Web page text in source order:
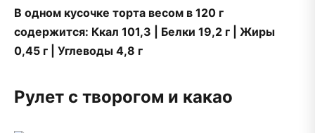
В одном кусочке торта весом в 120 г
содержится: Ккал 101,3 | Белки 19,2 г | Жиры
0,45 г | Углеводы 4,8 г
Рулет с творогом и какао